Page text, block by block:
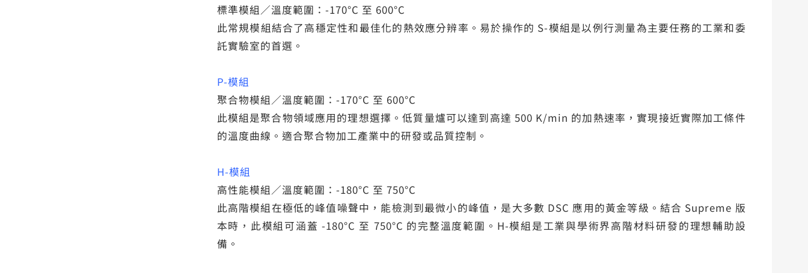
標準模組／溫度範圍：-170°C 至 600°C
此常規模組結合了高穩定性和最佳化的熱效應分辨率。易於操作的 S-模組是以例行測量為主要任務的工業和委
託實驗室的首選。
P-模組
聚合物模組／溫度範圍：-170°C 至 600°C
此模組是聚合物領域應用的理想選擇。低質量爐可以達到高達 500 K/min 的加熱速率，實現接近實際加工條件
的溫度曲線。適合聚合物加工產業中的研發或品質控制。
H-模組
高性能模組／溫度範圍：-180°C 至 750°C
此高階模組在極低的峰值噪聲中，能檢測到最微小的峰值，是大多數 DSC 應用的黃金等級。結合 Supreme 版
本時，此模組可涵蓋 -180°C 至 750°C 的完整溫度範圍。H-模組是工業與學術界高階材料研發的理想輔助設
備。